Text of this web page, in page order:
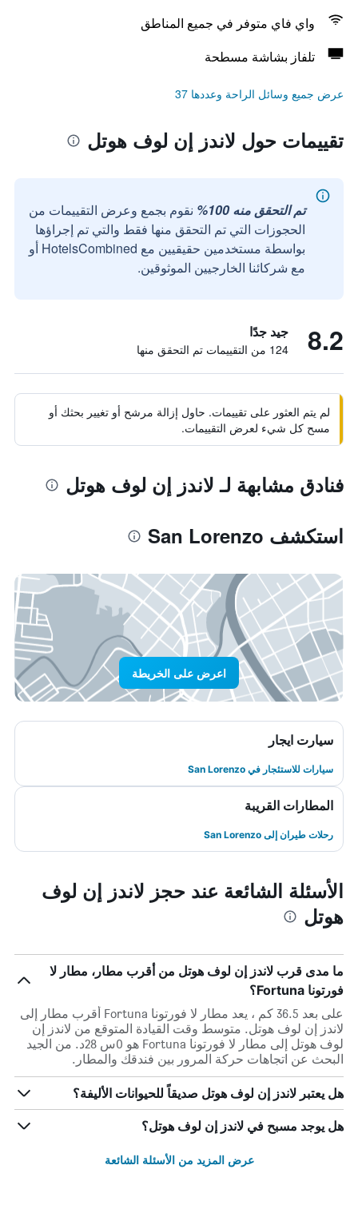
واي فاي متوفر في جميع المناطق
تلفاز بشاشة مسطحة
عرض جميع وسائل الراحة وعددها 37
تقييمات حول لاندز إن لوف هوتل
تم التحقق منه 100%
نقوم بجمع وعرض التقييمات من
الحجوزات التي تم التحقق منها فقط والتي تم إجراؤها
بواسطة مستخدمين حقيقيين مع HotelsCombined أو
مع شركائنا الخارجيين الموثوقين.
8.2 جيد جدًا
124 من التقييمات تم التحقق منها
لم يتم العثور على تقييمات. حاول إزالة مرشح أو تغيير بحثك أو
مسح كل شيء لعرض التقييمات.
فنادق مشابهة لـ لاندز إن لوف هوتل
استكشف San Lorenzo
اعرض على الخريطة
سيارت ايجار
سيارات للاستئجار في San Lorenzo
المطارات القريبة
رحلات طيران إلى San Lorenzo
الأسئلة الشائعة عند حجز لاندز إن لوف
هوتل
ما مدى قرب لاندز إن لوف هوتل من أقرب مطار، مطار لا
فورتونا Fortuna؟
على بعد 36.5 كم ، يعد مطار لا فورتونا Fortuna أقرب مطار إلى
لاندز إن لوف هوتل. متوسط وقت القيادة المتوقع من لاندز إن
لوف هوتل إلى مطار لا فورتونا Fortuna هو 0س 28د. من الجيد
البحث عن اتجاهات حركة المرور بين فندقك والمطار.
هل يعتبر لاندز إن لوف هوتل صديقاً للحيوانات الأليفة؟
هل يوجد مسبح في لاندز إن لوف هوتل؟
عرض المزيد من الأسئلة الشائعة